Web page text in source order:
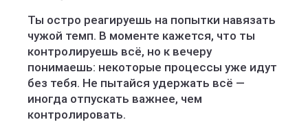
Ты остро реагируешь на попытки навязать
чужой темп. В моменте кажется, что ты
контролируешь всё, но к вечеру
понимаешь: некоторые процессы уже идут
без тебя. Не пытайся удержать всё —
иногда отпускать важнее, чем
контролировать.